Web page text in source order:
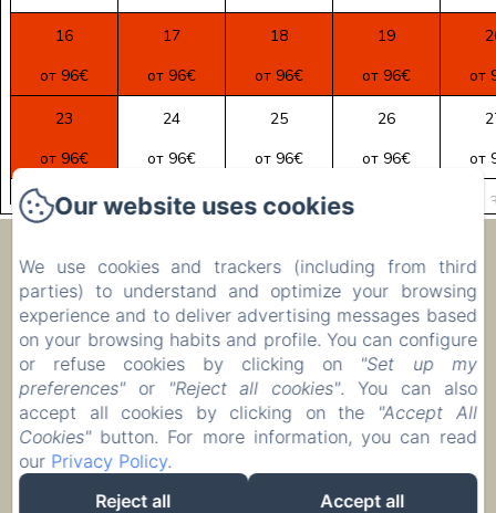
16 17 18 19
от 96€
от 96€ от 96€ от 96€ от
23 24 25 26
от 96€
от 96€ от 96€ от 96€ от
30 31 1
00 261 32 40 513 90
Бронировать
Размещение
EN FR RU PL
Our website uses cookies
We use cookies and trackers (including from third
parties) to understand and optimize your browsing
experience and to deliver advertising messages based
on your browsing habits and profile. You can configure
or refuse cookies by clicking on "Set up my
preferences"or "Reject all cookies". You can also
accept all cookies by clicking on the "Accept All
Cookies"button. For more information, you can read
our Privacy Policy.
Reject all
Accept all